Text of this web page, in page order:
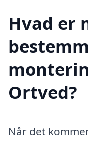
Hvad er
Ortved?
Når det